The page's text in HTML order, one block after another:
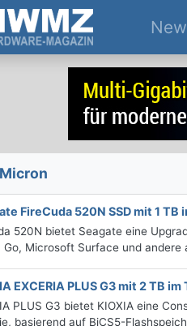
Micron
FireCuda 520N SSD mit 1 TB
520N bietet Seagate eine
Go, Microsoft Surface und
EXCERIA PLUS G3 mit 2 TB im
PLUS G3 bietet KIOXIA eine
basierend auf BiCS5-